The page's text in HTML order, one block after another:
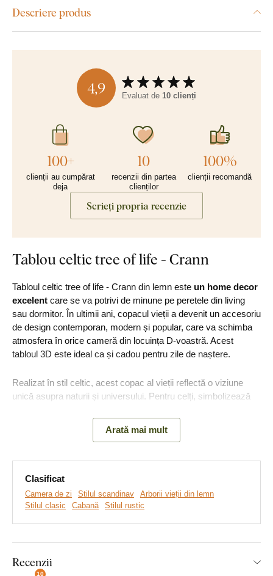
Descriere produs
4,9 Evaluat de 10 clienți
100+
clienții au cumpărat
deja
10
recenzii din partea
clienților
100%
clienții recomandă
Scrieți propria recenzie
Tablou celtic tree of life - Crann
Tabloul celtic tree of life - Crann din lemn este un home decor
excelent care se va potrivi de minune pe peretele din living
sau dormitor. În ultimii ani, copacul vieții a devenit un accesoriu
de design contemporan, modern și popular, care va schimba
atmosfera în orice cameră din locuința D-voastră. Acest
tabloul 3D este ideal ca și cadou pentru zile de naștere.
Realizat în stil celtic, acest copac al vieții reflectă o viziune
unică asupra naturii și universului. Pentru celți, simbolizează
strămoșilor și realitatea noastră, deschizând calea către alte
Montaj pe care îl poate realiza
oricine:
Montajul produsului este foarte simplu :) Pentru agățarea
produsului recomandăm utilizarea unei benzi din spumă sau a
unor mici cuie. Simplu, fără nicio găurire.
Arată mai mult
Clasificat
Camera de zi Stilul scandinav
Arborii vieții din lemn
Stilul clasic
Cabană Stilul rustic
Recenzii
10